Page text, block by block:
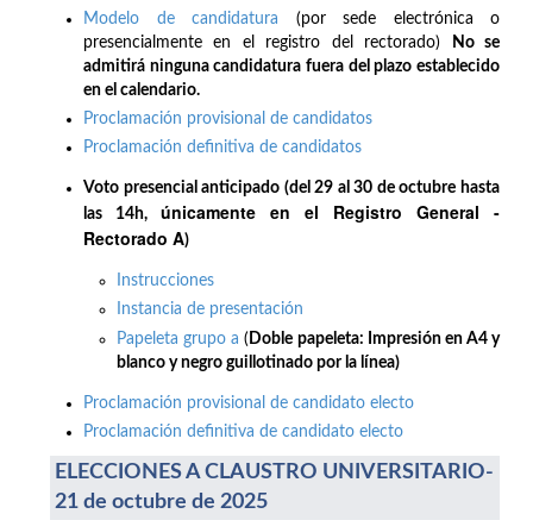
Modelo de candidatura (por sede electrónica o
presencialmente en el registro del rectorado)
No se
admitirá ninguna candidatura fuera del plazo establecido
en el calendario.
Proclamación provisional de candidatos
Proclamación definitiva de candidatos
Voto presencial anticipado (del 29 al 30 de octubre hasta
las 14h, únicamente en el Registro General -
Rectorado A)
Instrucciones
Instancia de presentación
Papeleta grupo a( Doble papeleta: Impresión en A4 y
blanco y negro guillotinado por la línea)
Proclamación provisional de candidato electo
Proclamación definitiva de candidato electo
ELECCIONES A CLAUSTRO UNIVERSITARIO-
21 de octubre de 2025